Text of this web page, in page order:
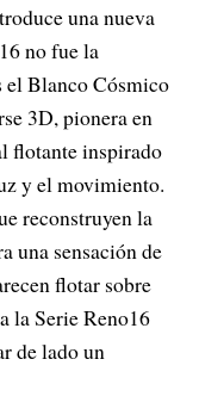
una nueva
no fue la
el Blanco Cósmico
3D, pionera en
flotante inspirado
y el movimiento.
reconstruyen la
una sensación de
flotar sobre
la Serie Reno16
de lado un